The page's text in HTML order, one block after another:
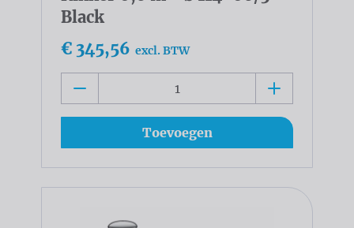
Black
€ 345,56 excl. BTW
Toevoegen